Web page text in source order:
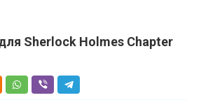
Sherlock Holmes Chapter